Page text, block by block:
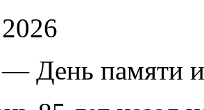
День памяти